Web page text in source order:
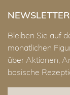
NEWSLETTER
Bleiben Sie auf
monatlichen
über Aktionen,
basische